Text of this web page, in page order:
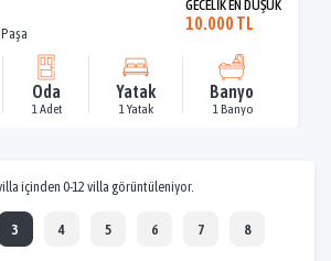
GECELİK EN DÜŞÜK
10.000 TL
Oda
1 Adet
Yatak
1 Yatak
Banyo
1 Banyo
içinden 0-12 villa görüntüleniyor.
3 4 5 6 7 8